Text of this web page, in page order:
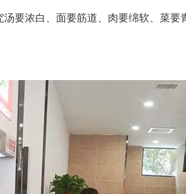
要浓白、面要筋道、肉要绵软、菜要